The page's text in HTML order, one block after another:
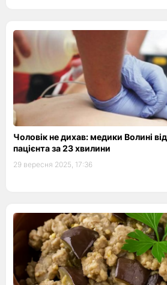
Чоловік не дихав: медики Волині
пацієнта за 23 хвилини
29 вересня 2025, 17:36